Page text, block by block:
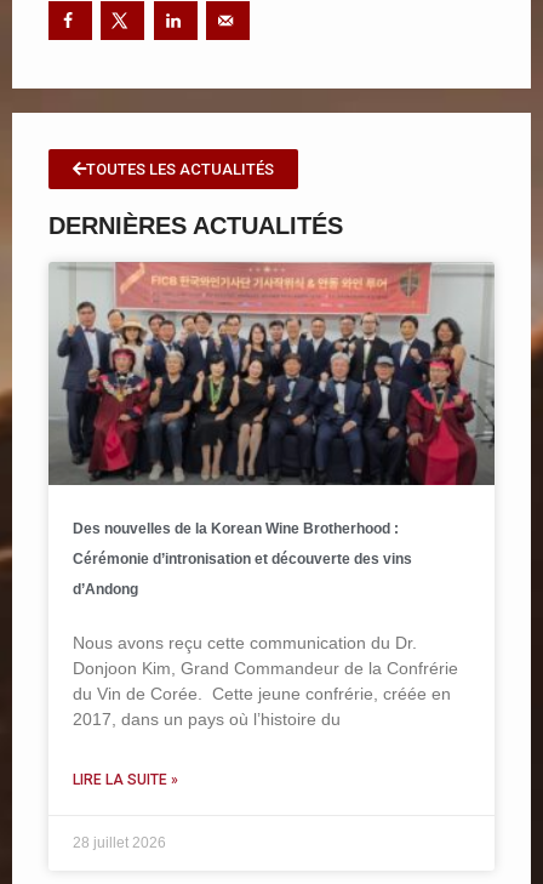
TOUTES LES ACTUALITÉS
DERNIÈRES ACTUALITÉS
Des nouvelles de la Korean Wine Brotherhood :
Cérémonie d’intronisation et découverte des vins
d’Andong
Nous avons reçu cette communication du Dr.
Donjoon Kim, Grand Commandeur de la Confrérie
du Vin de Corée. Cette jeune confrérie, créée en
2017, dans un pays où l’histoire du
LIRE LA SUITE »
28 juillet 2026